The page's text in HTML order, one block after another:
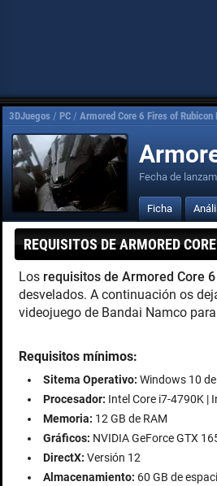
3DJuegos / PC / Armored Core 6 Fires of Rubicon
Fecha de
Ficha
REQUISITOS DE ARMORED
Los requisitos de Armored Core
desvelados. A continuación os
videojuego de Bandai Namco
Requisitos mínimos:
Sitema Operativo: Windows 10
Procesador: Intel Core i7-4790K |
Memoria: 12 GB de RAM
Gráficos: NVIDIA GeForce GTX
DirectX: Versión 12
Almacenamiento: 60 GB de